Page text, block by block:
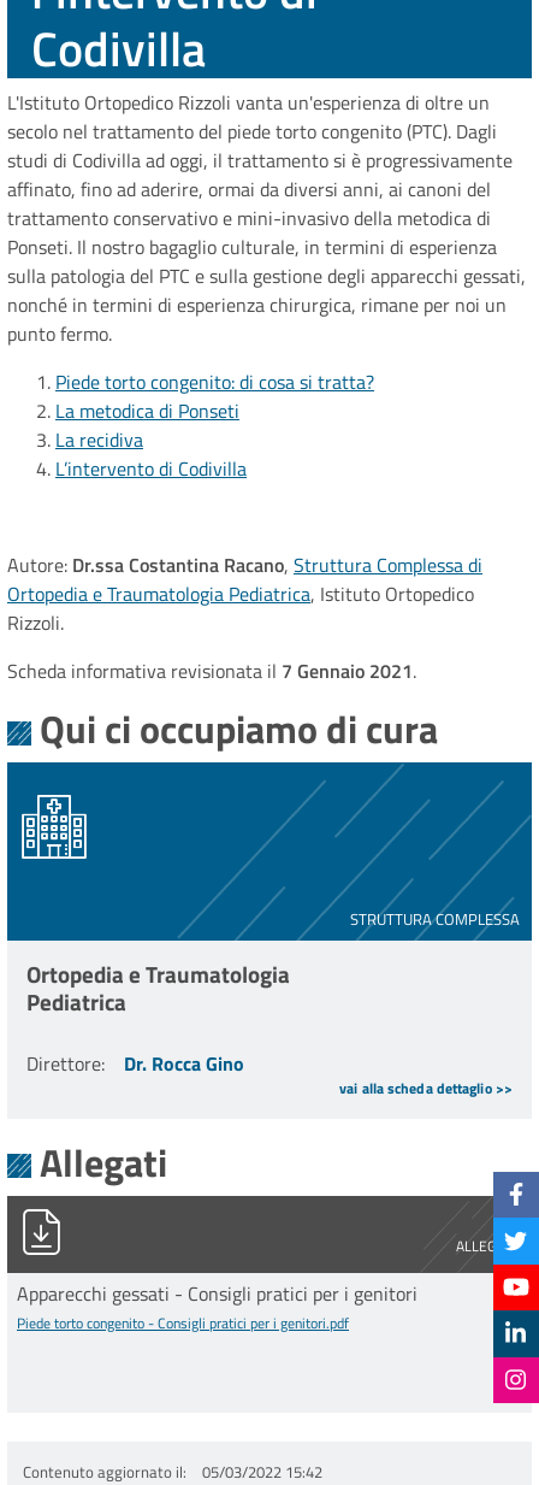
Codivilla
L'Istituto Ortopedico Rizzoli vanta un'esperienza di oltre un
secolo nel trattamento del piede torto congenito (PTC). Dagli
studi di Codivilla ad oggi, il trattamento si è progressivamente
affinato, fino ad aderire, ormai da diversi anni, ai canoni del
trattamento conservativo e mini-invasivo della metodica di
Ponseti. Il nostro bagaglio culturale, in termini di esperienza
sulla patologia del PTC e sulla gestione degli apparecchi gessati,
nonché in termini di esperienza chirurgica, rimane per noi un
punto fermo.
Piede torto congenito: di cosa si tratta?
La metodica di Ponseti
La recidiva
L’intervento di Codivilla
Autore: Dr.ssa Costantina Racano, Struttura Complessa di
Ortopedia e Traumatologia Pediatrica, Istituto Ortopedico
Rizzoli.
Scheda informativa revisionata il 7 Gennaio 2021.
Qui ci occupiamo di cura
STRUTTURA COMPLESSA
Ortopedia e Traumatologia
Pediatrica
Direttore: Dr. Rocca Gino
vai alla scheda dettaglio >>
Allegati
ALLEGATO
Piede torto congenito - Consigli pratici per i genitori.pdf
Apparecchi gessati - Consigli pratici per i genitori
Piede torto congenito - Consigli pratici per i genitori.pdf
Contenuto aggiornato il 05/03/2022 15:42